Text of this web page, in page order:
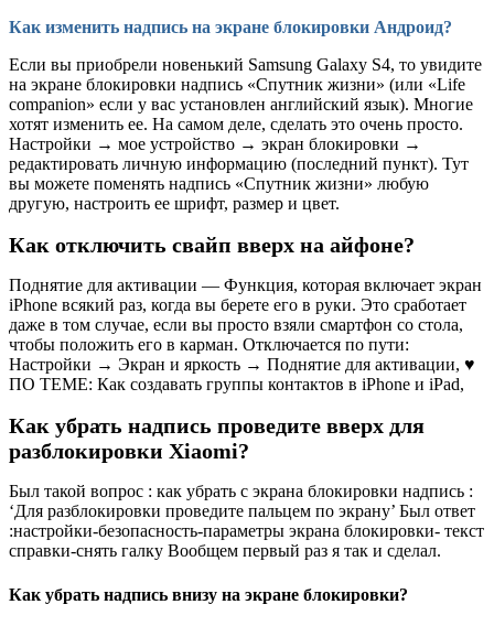
Как изменить надпись на экране блокировки Андроид?
Если вы приобрели новенький Samsung Galaxy S4, то увидите
на экране блокировки надпись «Спутник жизни» (или «Life
companion» если у вас установлен английский язык). Многие
хотят изменить ее. На самом деле, сделать это очень просто.
Настройки → мое устройство → экран блокировки →
редактировать личную информацию (последний пункт). Тут
вы можете поменять надпись «Спутник жизни» любую
другую, настроить ее шрифт, размер и цвет.
Как отключить свайп вверх на айфоне?
Поднятие для активации — Функция, которая включает экран
iPhone всякий раз, когда вы берете его в руки. Это сработает
даже в том случае, если вы просто взяли смартфон со стола,
чтобы положить его в карман. Отключается по пути:
Настройки → Экран и яркость → Поднятие для активации, ♥
ПО ТЕМЕ: Как создавать группы контактов в iPhone и iPad,
Как убрать надпись проведите вверх для
разблокировки Xiaomi?
Был такой вопрос : как убрать с экрана блокировки надпись :
‘Для разблокировки проведите пальцем по экрану’ Был ответ
:настройки-безопасность-параметры экрана блокировки- текст
справки-снять галку Вообщем первый раз я так и сделал.
Как убрать надпись внизу на экране блокировки?